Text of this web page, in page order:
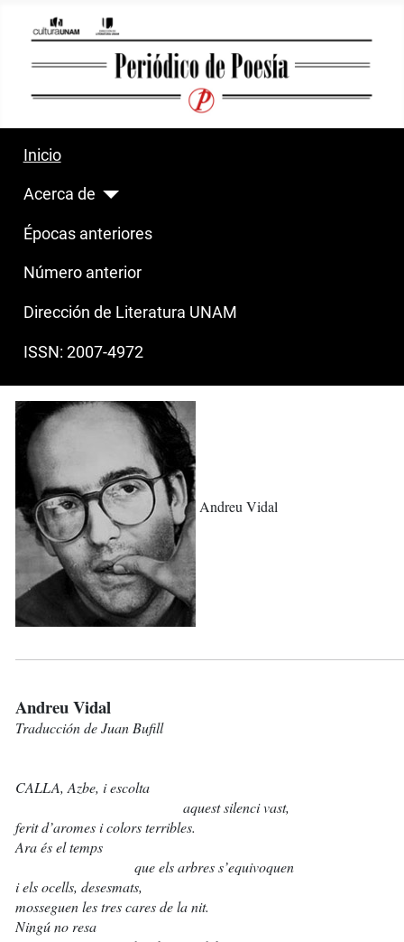
Inicio
Acerca de
Épocas anteriores
Número anterior
Dirección de Literatura UNAM
ISSN: 2007-4972
Andreu Vidal
Andreu Vidal
Traducción de Juan Bufill
CALLA, Azbe, i escolta
aquest silenci vast,
ferit d’aromes i colors terribles.
Ara és el temps
que els arbres s’equivoquen
i els ocells, desesmats,
mosseguen les tres cares de la nit.
Ningú no resa